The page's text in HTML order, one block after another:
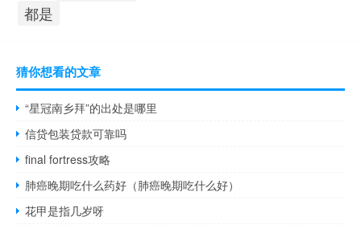
都是
猜你想看的文章
“星冠南乡拜”的出处是哪里
信贷包装贷款可靠吗
final fortress攻略
肺癌晚期吃什么药好（肺癌晚期吃什么好）
花甲是指几岁呀